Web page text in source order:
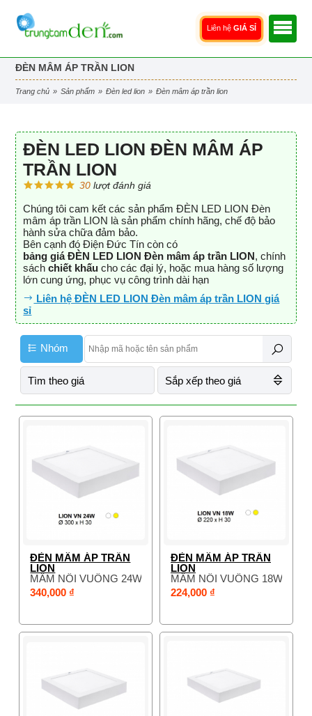
Liên hệ GIÁ SỈ
ĐÈN MÂM ÁP TRẦN LION
trang chủ » sản phẩm » đèn led lion » đèn mâm áp trần lion
ĐÈN LED LION ĐÈN MÂM ÁP
TRẦN LION
30 lượt đánh giá
Chúng tôi cam kết các sản phẩm ĐÈN LED LION Đèn
mâm áp trần LION là sản phẩm chính hãng, chế độ bảo
hành sửa chữa đảm bảo.
Bên cạnh đó Điện Đức Tín còn có
bảng giá ĐÈN LED LION Đèn mâm áp trần LION, chính
sáchchiết khấu cho các đại lý, hoặc mua hàng số lượng
lớn cung ứng, phục vụ công trình dài hạn
Liên hệ ĐÈN LED LION Đèn mâm áp trần LION giá
sỉ
Nhóm
Tìm theo giá Sắp xếp theo giá
ĐÈN MÂM ÁP TRẦN
LION
MÂM NỔI VUÔNG 24W
340,000 ₫
ĐÈN MÂM ÁP TRẦN
LION
MÂM NỔI VUÔNG 18W
224,000 ₫